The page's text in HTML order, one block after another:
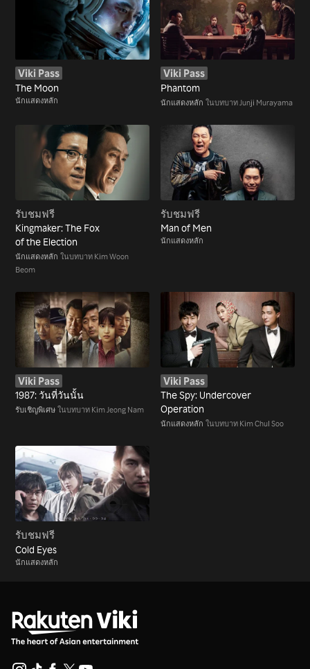
Viki Pass
The Moon
นักแสดงหลัก
Viki Pass
Phantom
นักแสดงหลัก ในบทบาท Junji Murayama
รับชมฟรี
Kingmaker: The Fox
of the Election
นักแสดงหลัก ในบทบาท Kim Woon
Beom
รับชมฟรี
Man of Men
นักแสดงหลัก
Viki Pass
1987: วันที่วันนั้น
รับเชิญพิเศษ ในบทบาท Kim Jeong Nam
Viki Pass
The Spy: Undercover
Operation
นักแสดงหลัก ในบทบาท Kim Chul Soo
รับชมฟรี
Cold Eyes
นักแสดงหลัก